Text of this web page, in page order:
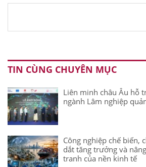
TIN CÙNG CHUYÊN MỤC
Liên minh châu Âu hỗ
ngành Lâm nghiệp
Công nghiệp chế biến,
dắt tăng trưởng và
tranh của nền kinh tế